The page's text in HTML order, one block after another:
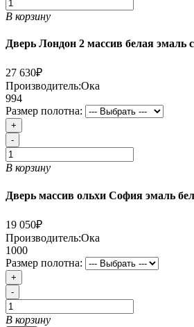
В корзину
Дверь Лондон 2 массив белая эмаль
27 630₽
Производитель:Ока
994
Размер полотна:
+
-
В корзину
Дверь массив ольхи София эмаль
19 050₽
Производитель:Ока
1000
Размер полотна:
+
-
В корзину